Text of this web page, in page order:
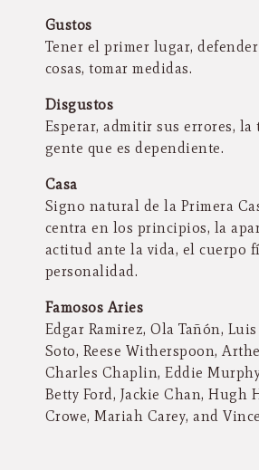
Gustos
Tener el primer lugar,
cosas, tomar medidas.
Disgustos
Esperar, admitir sus errores,
gente que es dependiente.
Casa
Signo natural de la Primera
centra en los principios, la
actitud ante la vida, el cuerpo
personalidad.
Famosos Aries
Edgar Ramirez, Ola Tañón,
Soto, Reese Witherspoon,
Charles Chaplin, Eddie
Betty Ford, Jackie Chan, Hugh
Crowe, Mariah Carey, and